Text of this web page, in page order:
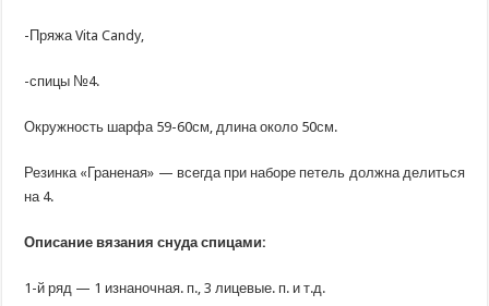
-Пряжа Vita Candy,
-спицы №4.
Окружность шарфа 59-60см, длина около 50см.
Резинка «Граненая» — всегда при наборе петель должна делиться
на 4.
Описание вязания снуда спицами:
1-й ряд — 1 изнаночная. п., 3 лицевые. п. и т.д.